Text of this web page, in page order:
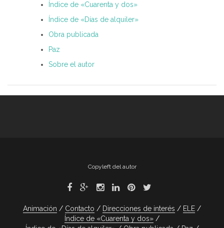
Índice de «Cuarenta y dos»
Índice de «Días de alquiler»
Obra publicada
Paz
Sobre el autor
Copyleft del autor
Animación Contacto Direcciones de interés
ELE
Índice de «Cuarenta y dos»